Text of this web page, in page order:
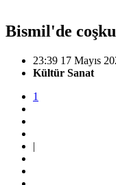
Bismil'de
23:39 17 Mayıs
Kültür Sanat
1
|